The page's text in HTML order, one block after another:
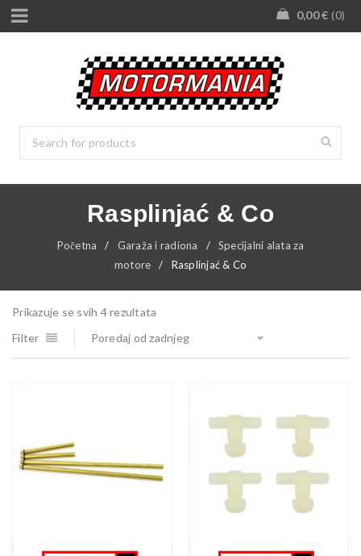
0,00€ 0
Rasplinjać & Co
Početna / Garaža i radiona /
Specijalni alata za
motore
/ Rasplinjać & Co
Prikazuje se svih 4 rezultata
Filter
Poredaj od zadnjeg